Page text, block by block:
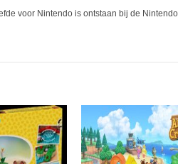
voor Nintendo is ontstaan bij de